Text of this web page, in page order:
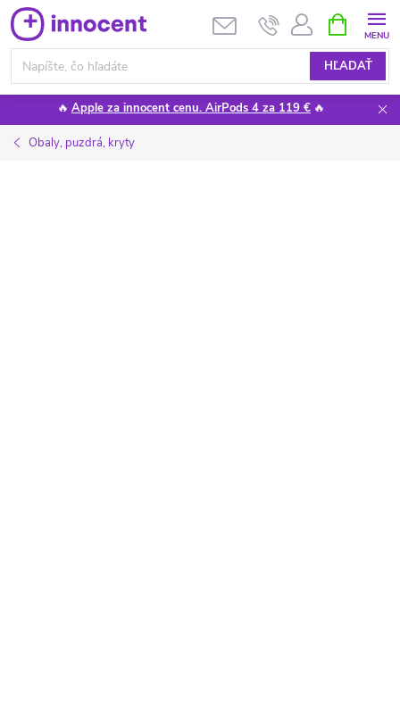
Prejsť
na
obsah
HĽADAŤ
KOŠÍK
🔥 Apple za innocent cenu. AirPods 4 za 119 € 🔥
Obaly, puzdrá, kryty